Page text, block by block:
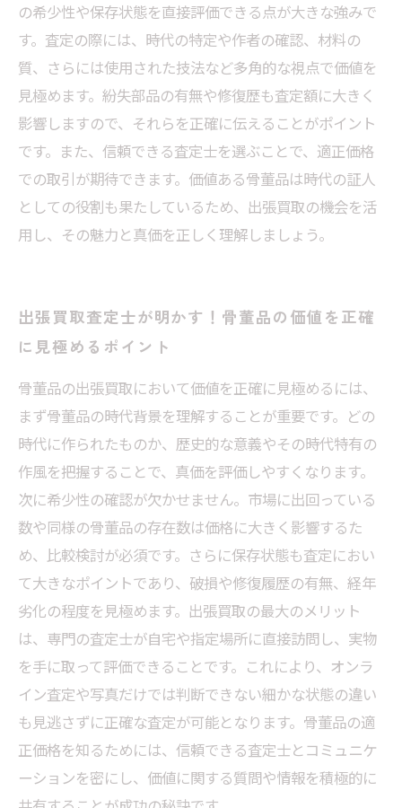
まとめ：知識と信頼で得る、骨董品の理想的な
買取体験
の希少性や保存状態を直接評価できる点が大きな強みで
す。査定の際には、時代の特定や作者の確認、材料の
質、さらには使用された技法など多角的な視点で価値を
見極めます。紛失部品の有無や修復歴も査定額に大きく
影響しますので、それらを正確に伝えることがポイント
です。また、信頼できる査定士を選ぶことで、適正価格
での取引が期待できます。価値ある骨董品は時代の証人
としての役割も果たしているため、出張買取の機会を活
用し、その魅力と真価を正しく理解しましょう。
出張買取査定士が明かす！骨董品の価値を正確
に見極めるポイント
骨董品の出張買取において価値を正確に見極めるには、
まず骨董品の時代背景を理解することが重要です。どの
時代に作られたものか、歴史的な意義やその時代特有の
作風を把握することで、真価を評価しやすくなります。
次に希少性の確認が欠かせません。市場に出回っている
数や同様の骨董品の存在数は価格に大きく影響するた
め、比較検討が必須です。さらに保存状態も査定におい
て大きなポイントであり、破損や修復履歴の有無、経年
劣化の程度を見極めます。出張買取の最大のメリット
は、専門の査定士が自宅や指定場所に直接訪問し、実物
を手に取って評価できることです。これにより、オンラ
イン査定や写真だけでは判断できない細かな状態の違い
も見逃さずに正確な査定が可能となります。骨董品の適
正価格を知るためには、信頼できる査定士とコミュニケ
ーションを密にし、価値に関する質問や情報を積極的に